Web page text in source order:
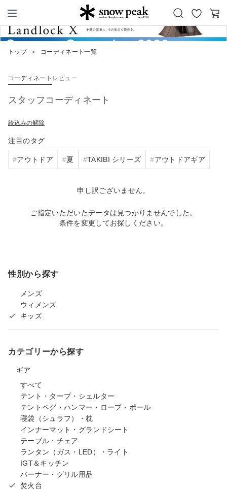
Snow Peak
お
気
カ
ー
トップ ＞ コーディネート一覧
コーディネート レビュー
スタッフコーディネート
絞込みの解除
注目のタグ
アウトドア 夏 TAKIBI シリーズ アウトドアギア
申し訳ございません。
ご指定いただいたデータは見つかりませんでした。
条件を変更してお探しください。
性別から探す
メンズ
ウィメンズ
キッズ
カテゴリーから探す
ギア
すべて
テント・タープ・シェルター
テントペグ・ハンマー・ロープ・ポール
寝袋（シュラフ）・枕
インナーマット・グランドシート
テーブル・チェア
ランタン（ガス・LED）・ライト
IGT＆キッチン
バーナー・グリル用品
焚火台